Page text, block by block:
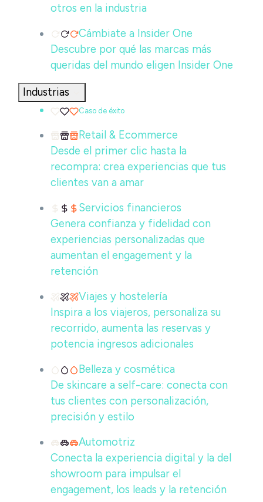
otros en la industria
Cámbiate a Insider One
Descubre por qué las marcas más
queridas del mundo eligen Insider One
Industrias
Caso de éxito
Retail & Ecommerce
Desde el primer clic hasta la
recompra: crea experiencias que tus
clientes van a amar
Servicios financieros
Genera confianza y fidelidad con
experiencias personalizadas que
aumentan el engagement y la
retención
Viajes y hostelería
Inspira a los viajeros, personaliza su
recorrido, aumenta las reservas y
potencia ingresos adicionales
Belleza y cosmética
De skincare a self-care: conecta con
tus clientes con personalización,
precisión y estilo
Automotriz
Conecta la experiencia digital y la del
showroom para impulsar el
engagement, los leads y la retención